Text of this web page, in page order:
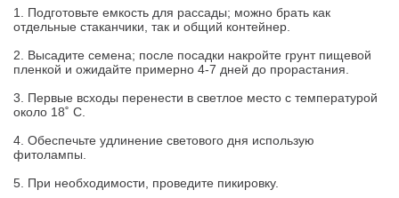
1. Подготовьте емкость для рассады; можно брать как
отдельные стаканчики, так и общий контейнер.
2. Высадите семена; после посадки накройте грунт пищевой
пленкой и ожидайте примерно 4-7 дней до прорастания.
3. Первые всходы перенести в светлое место с температурой
около 18˚ С.
4. Обеспечьте удлинение светового дня использую
фитолампы.
5. При необходимости, проведите пикировку.